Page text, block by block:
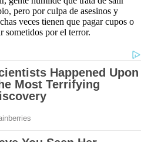
pero por culpa de asesinos y
veces tienen que pagar cupos o
sometidos por el terror.